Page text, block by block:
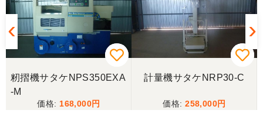
籾摺機サタケNPS350EXA
-M
168,000
計量機サタケNRP30-C
258,000